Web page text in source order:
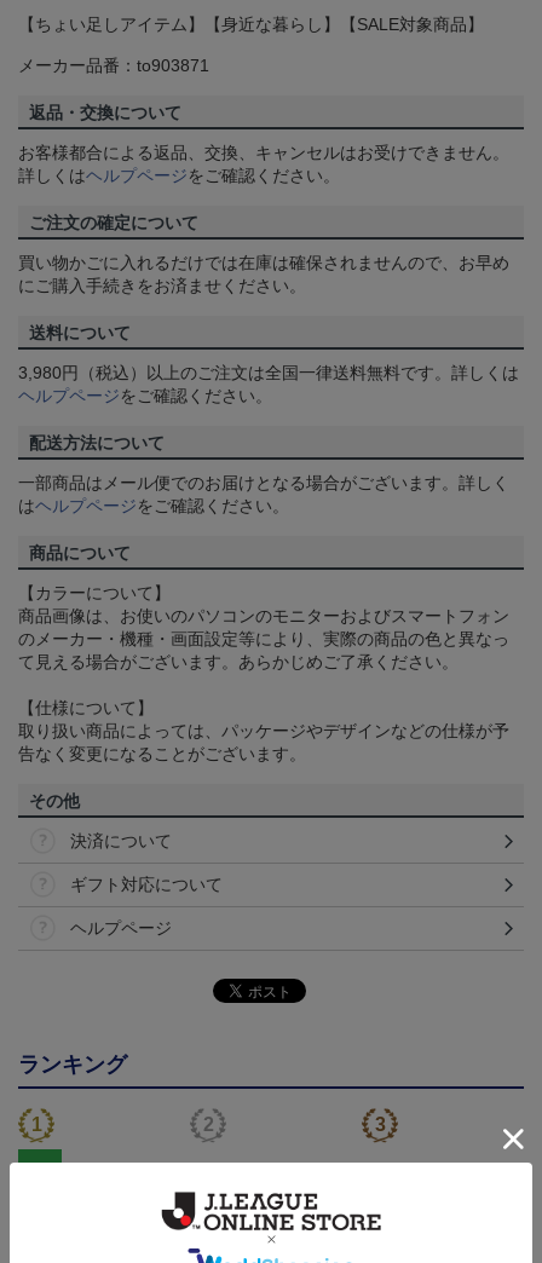
【ちょい足しアイテム】【身近な暮らし】【SALE対象商品】
メーカー品番：to903871
返品・交換について
お客様都合による返品、交換、キャンセルはお受けできません。
詳しくはヘルプページをご確認ください。
ご注文の確定について
買い物かごに入れるだけでは在庫は確保されませんので、お早め
にご購入手続きをお済ませください。
送料について
3,980円（税込）以上のご注文は全国一律送料無料です。詳しくは
ヘルプページをご確認ください。
配送方法について
一部商品はメール便でのお届けとなる場合がございます。詳しく
はヘルプページをご確認ください。
商品について
【カラーについて】
商品画像は、お使いのパソコンのモニターおよびスマートフォン
のメーカー・機種・画面設定等により、実際の商品の色と異なっ
て見える場合がございます。あらかじめご了承ください。
【仕様について】
取り扱い商品によっては、パッケージやデザインなどの仕様が予
告なく変更になることがございます。
その他
決済について
ギフト対応について
ヘルプページ
ランキング